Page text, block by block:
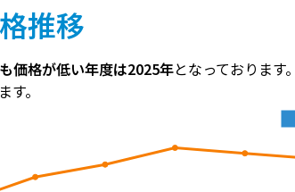
推移
価格が低い年度は2025年となっております。
。